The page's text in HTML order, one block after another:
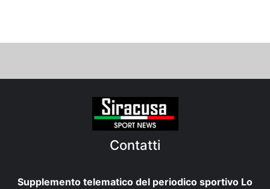
Contatti
Supplemento telematico del periodico sportivo Lo